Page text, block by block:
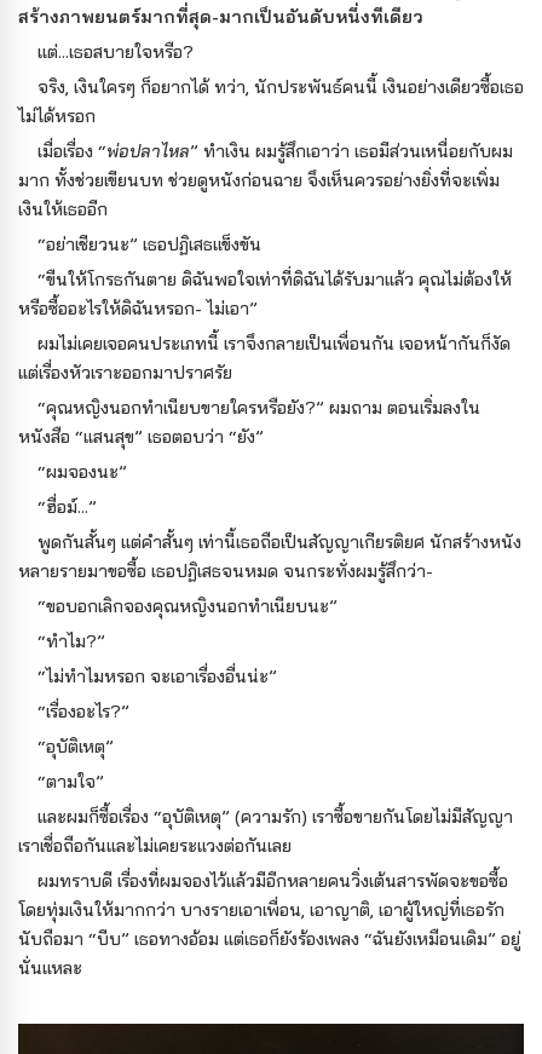
สร้างภาพยนตร์มากที่สุด-มากเป็นอันดับหนึ่งทีเดียว
แต่...เธอสบายใจหรือ?
จริง, เงินใครๆ ก็อยากได้ ทว่า, นักประพันธ์คนนี้ เงินอย่างเดียวซื้อเธอ
ไม่ได้หรอก
เมื่อเรื่อง “พ่อปลาไหล” ทำเงิน ผมรู้สึกเอาว่า เธอมีส่วนเหนื่อยกับผม
มาก ทั้งช่วยเขียนบท ช่วยดูหนังก่อนฉาย จึงเห็นควรอย่างยิ่งที่จะเพิ่ม
เงินให้เธออีก
“อย่าเชียวนะ” เธอปฏิเสธแข็งขัน
“ขืนให้โกรธกันตาย ดิฉันพอใจเท่าที่ดิฉันได้รับมาแล้ว คุณไม่ต้องให้
หรือซื้ออะไรให้ดิฉันหรอก- ไม่เอา”
ผมไม่เคยเจอคนประเภทนี้ เราจึงกลายเป็นเพื่อนกัน เจอหน้ากันก็งัด
แต่เรื่องหัวเราะออกมาปราศรัย
“คุณหญิงนอกทำเนียบขายใครหรือยัง?” ผมถาม ตอนเริ่มลงใน
หนังสือ “แสนสุข” เธอตอบว่า “ยัง”
“ผมจองนะ”
“ฮื่อม์...”
พูดกันสั้นๆ แต่คำสั้นๆ เท่านี้เธอถือเป็นสัญญาเกียรติยศ นักสร้างหนัง
หลายรายมาขอซื้อ เธอปฏิเสธจนหมด จนกระทั่งผมรู้สึกว่า-
“ขอบอกเลิกจองคุณหญิงนอกทำเนียบนะ”
“ทำไม?”
“ไม่ทำไมหรอก จะเอาเรื่องอื่นน่ะ”
“เรื่องอะไร?”
“อุบัติเหตุ”
“ตามใจ”
และผมก็ซื้อเรื่อง “อุบัติเหตุ” (ความรัก) เราซื้อขายกันโดยไม่มีสัญญา
เราเชื่อถือกันและไม่เคยระแวงต่อกันเลย
ผมทราบดี เรื่องที่ผมจองไว้แล้วมีอีกหลายคนวิ่งเต้นสารพัดจะขอซื้อ
โดยทุ่มเงินให้มากกว่า บางรายเอาเพื่อน, เอาญาติ, เอาผู้ใหญ่ที่เธอรัก
นับถือมา “บีบ” เธอทางอ้อม แต่เธอก็ยังร้องเพลง “ฉันยังเหมือนเดิม” อยู่
นั่นแหละ